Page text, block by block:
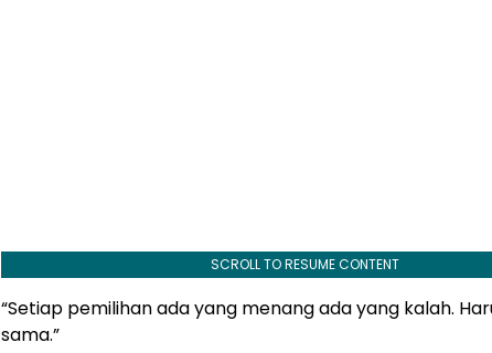
SCROLL TO RESUME CONTENT
“Setiap pemilihan ada yang menang ada yang kalah.
sama.”